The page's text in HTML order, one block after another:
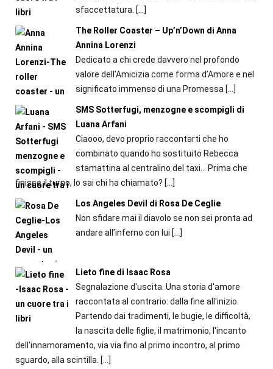
sfaccettatura. […]
The Roller Coaster – Up’n’Down di Anna
Annina Lorenzi
Dedicato a chi crede davvero nel profondo
valore dell’Amicizia come forma d’Amore e nel
significato immenso di una Promessa […]
SMS Sotterfugi, menzogne e scompigli di
Luana Arfani
Ciaooo, devo proprio raccontarti che ho
combinato quando ho sostituito Rebecca
stamattina al centralino del taxi… Prima che
finisse il turno, lo sai chi ha chiamato? […]
Los Angeles Devil di Rosa De Ceglie
Non sfidare mai il diavolo se non sei pronta ad
andare all’inferno con lui […]
Lieto fine di Isaac Rosa
Segnalazione d'uscita. Una storia d'amore
raccontata al contrario: dalla fine all'inizio.
Partendo dai tradimenti, le bugie, le difficoltà,
la nascita delle figlie, il matrimonio, l'incanto
dell'innamoramento, via via fino al primo incontro, al primo
sguardo, alla scintilla. […]